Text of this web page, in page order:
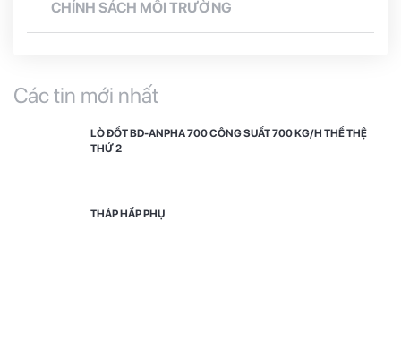
CHÍNH SÁCH MÔI TRƯỜNG
Các tin mới nhất
LÒ ĐỐT BD-ANPHA 700 CÔNG SUẤT 700 KG/H THẾ THỆ
THỨ 2
THÁP HẤP PHỤ